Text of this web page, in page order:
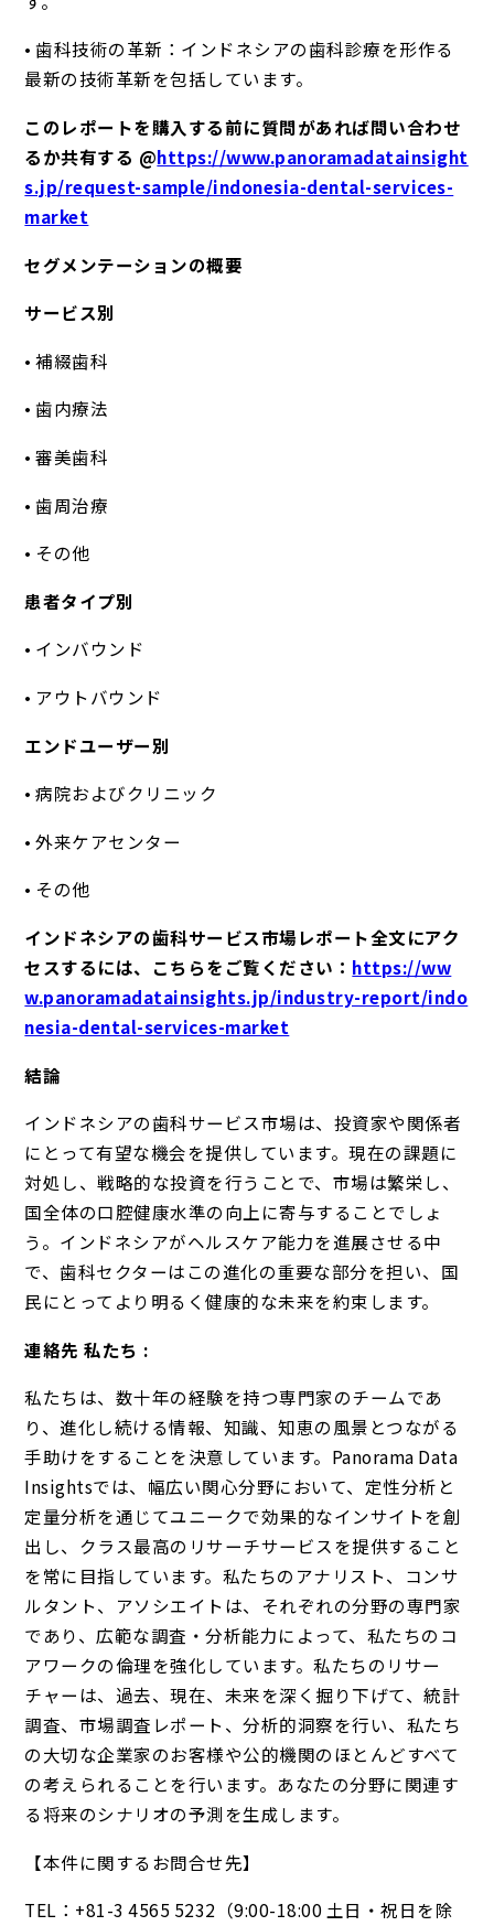
• 歯科技術の革新：インドネシアの歯科診療を形作る
最新の技術革新を包括しています。
このレポートを購入する前に質問があれば問い合わせ
るか共有する @https://www.panoramadatainsight
s.jp/request-sample/indonesia-dental-services-
market
セグメンテーションの概要
サービス別
• 補綴歯科
• 歯内療法
• 審美歯科
• 歯周治療
• その他
患者タイプ別
• インバウンド
• アウトバウンド
エンドユーザー別
• 病院およびクリニック
• 外来ケアセンター
• その他
インドネシアの歯科サービス市場レポート全文にアク
セスするには、こちらをご覧ください： https://ww
w.panoramadatainsights.jp/industry-report/indo
nesia-dental-services-market
結論
インドネシアの歯科サービス市場は、投資家や関係者
にとって有望な機会を提供しています。現在の課題に
対処し、戦略的な投資を行うことで、市場は繁栄し、
国全体の口腔健康水準の向上に寄与することでしょ
う。インドネシアがヘルスケア能力を進展させる中
で、歯科セクターはこの進化の重要な部分を担い、国
民にとってより明るく健康的な未来を約束します。
連絡先 私たち :
私たちは、数十年の経験を持つ専門家のチームであ
り、進化し続ける情報、知識、知恵の風景とつながる
手助けをすることを決意しています。Panorama Data
Insightsでは、幅広い関心分野において、定性分析と
定量分析を通じてユニークで効果的なインサイトを創
出し、クラス最高のリサーチサービスを提供すること
を常に目指しています。私たちのアナリスト、コンサ
ルタント、アソシエイトは、それぞれの分野の専門家
であり、広範な調査・分析能力によって、私たちのコ
アワークの倫理を強化しています。私たちのリサー
チャーは、過去、現在、未来を深く掘り下げて、統計
調査、市場調査レポート、分析的洞察を行い、私たち
の大切な企業家のお客様や公的機関のほとんどすべて
の考えられることを行います。あなたの分野に関連す
る将来のシナリオの予測を生成します。
【本件に関するお問合せ先】
TEL：+81-3 4565 5232（9:00-18:00 土日・祝日を除